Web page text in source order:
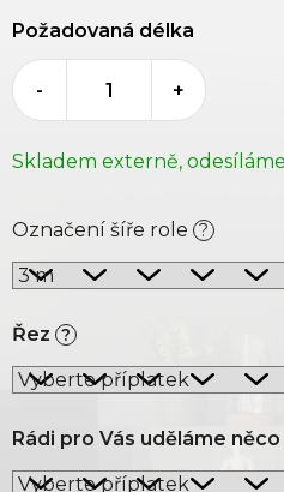
Označení šíře role ?
Řez ?
Rádi pro Vás uděláme
Skladem externě,
Požadovaná délka
- +